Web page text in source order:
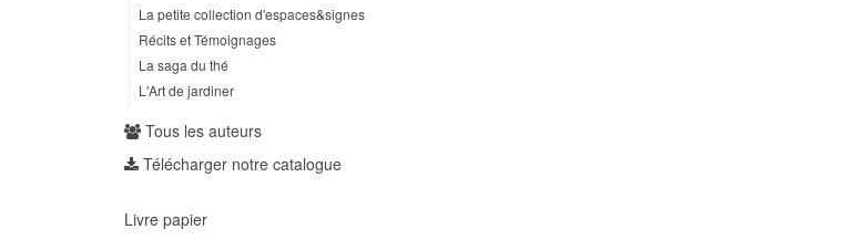
La petite collection d'espaces&signes
Récits et Témoignages
La saga du thé
L'Art de jardiner
Tous les auteurs
Télécharger notre catalogue
Livre papier